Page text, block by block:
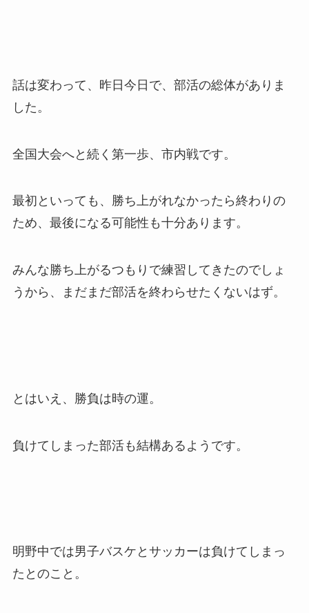
話は変わって、昨日今日で、部活の総体がありま
した。
全国大会へと続く第一歩、市内戦です。
最初といっても、勝ち上がれなかったら終わりの
ため、最後になる可能性も十分あります。
みんな勝ち上がるつもりで練習してきたのでしょ
うから、まだまだ部活を終わらせたくないはず。
とはいえ、勝負は時の運。
負けてしまった部活も結構あるようです。
明野中では男子バスケとサッカーは負けてしまっ
たとのこと。